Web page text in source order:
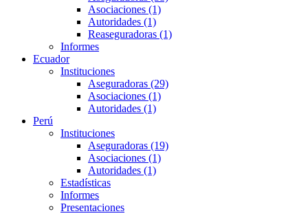
Asociaciones (1)
Autoridades (1)
Reaseguradoras (1)
Informes
Ecuador
Instituciones
Aseguradoras (29)
Asociaciones (1)
Autoridades (1)
Perú
Instituciones
Aseguradoras (19)
Asociaciones (1)
Autoridades (1)
Estadísticas
Informes
Presentaciones